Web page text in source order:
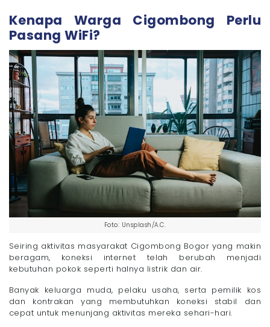
Kenapa Warga Cigombong Perlu
Pasang WiFi?
Foto: Unsplash/A.C.
Seiring aktivitas masyarakat Cigombong Bogor yang makin
beragam, koneksi internet telah berubah menjadi
kebutuhan pokok seperti halnya listrik dan air.
Banyak keluarga muda, pelaku usaha, serta pemilik kos
dan kontrakan yang membutuhkan koneksi stabil dan
cepat untuk menunjang aktivitas mereka sehari-hari.